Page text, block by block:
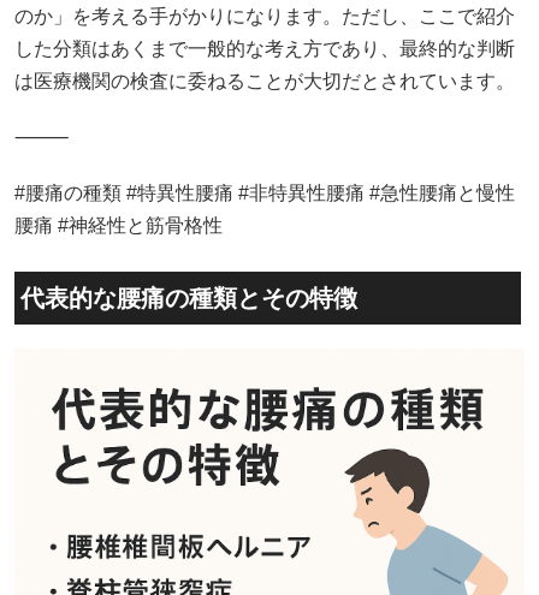
のか」を考える手がかりになります。ただし、ここで紹介
した分類はあくまで一般的な考え方であり、最終的な判断
は医療機関の検査に委ねることが大切だとされています。
⸻
#腰痛の種類 #特異性腰痛 #非特異性腰痛 #急性腰痛と慢性
腰痛 #神経性と筋骨格性
代表的な腰痛の種類とその特徴